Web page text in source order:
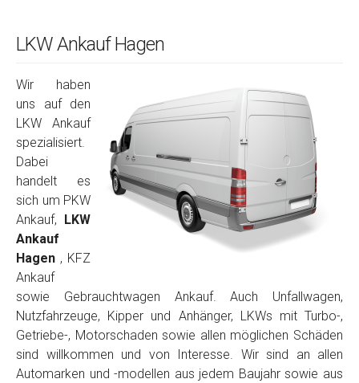
LKW Ankauf Hagen
Wir haben
uns auf den
LKW Ankauf
spezialisiert.
Dabei
handelt es
sich um PKW
Ankauf,
LKW
Ankauf
Hagen , KFZ
Ankauf
sowie Gebrauchtwagen Ankauf. Auch Unfallwagen,
Nutzfahrzeuge, Kipper und Anhänger, LKWs mit Turbo-,
Getriebe-, Motorschaden sowie allen möglichen Schäden
sind willkommen und von Interesse. Wir sind an allen
Automarken und -modellen aus jedem Baujahr sowie aus